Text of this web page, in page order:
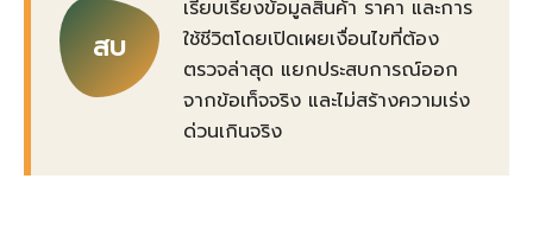
สบ
เรียบเรียงข้อมูลสินค้า ราคา และการ
ใช้ชีวิตโดยเปิดเผยเงื่อนไขที่ต้อง
ตรวจล่าสุด แยกประสบการณ์ออก
จากข้อเท็จจริง และไม่สร้างความเร่ง
ด่วนเกินจริง